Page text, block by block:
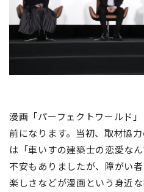
漫画「パーフェクトワールド
前になります。当初、取材協
は「車いすの建築士の恋愛な
不安もありましたが、障がい
楽しさなどが漫画という身近